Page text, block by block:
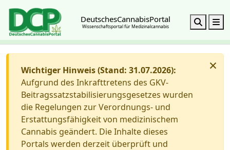
DeutschesCannabisPortal
Wissenschaftsportal für Medizinalcannabis Search
×
Wichtiger Hinweis (Stand: 31.07.2026):
Aufgrund des Inkrafttretens des GKV-
Beitragssatzstabilisierungsgesetzes wurden
die Regelungen zur Verordnungs- und
Erstattungsfähigkeit von medizinischem
Cannabis geändert. Die Inhalte dieses
Portals werden derzeit überprüft und